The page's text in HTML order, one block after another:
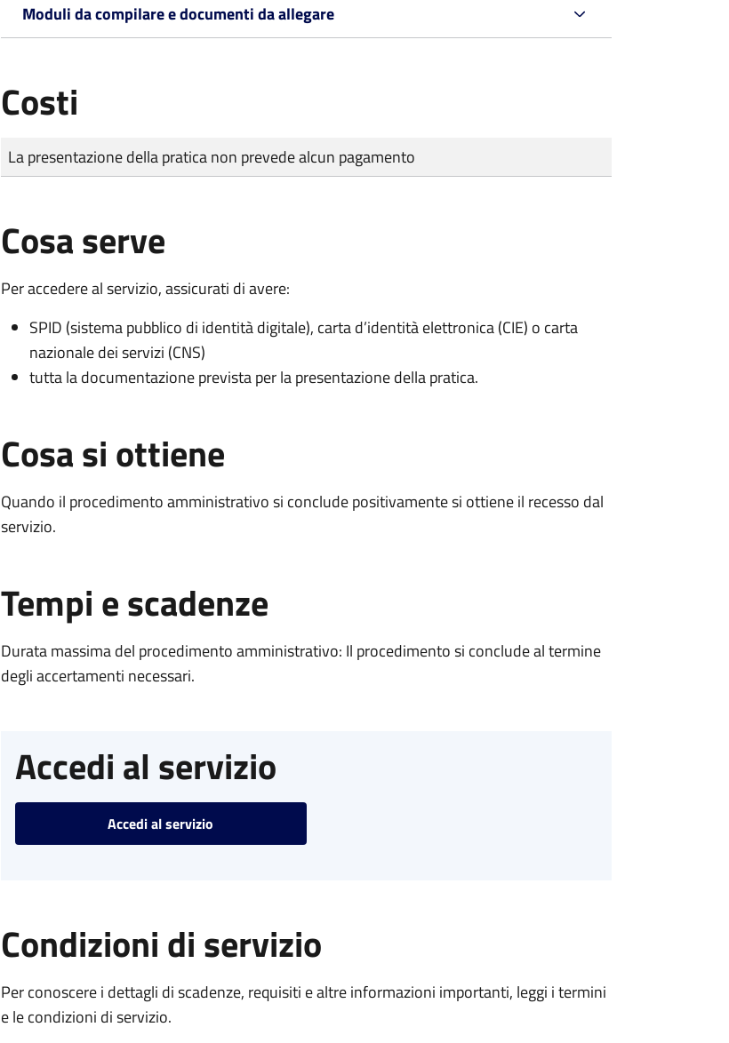
Moduli da compilare e documenti da allegare
Costi
Tipo di pagamento
Importo
La presentazione della pratica non prevede alcun pagamento
Cosa serve
Per accedere al servizio, assicurati di avere:
SPID (sistema pubblico di identità digitale), carta d’identità elettronica (CIE) o carta
nazionale dei servizi (CNS)
tutta la documentazione prevista per la presentazione della pratica.
Cosa si ottiene
Quando il procedimento amministrativo si conclude positivamente si ottiene il recesso dal
servizio.
Tempi e scadenze
Durata massima del procedimento amministrativo: Il procedimento si conclude al termine
degli accertamenti necessari.
Accedi al servizio
Accedi al servizio
Condizioni di servizio
Per conoscere i dettagli di scadenze, requisiti e altre informazioni importanti, leggi i termini
e le condizioni di servizio.